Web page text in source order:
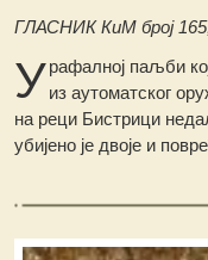
ГЛАСНИК КиМ број
Урафалној паљби
из аутоматског
на реци Бистрици
убијено је двоје и